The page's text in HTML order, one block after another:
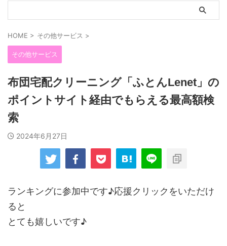
HOME > その他サービス >
その他サービス
布団宅配クリーニング「ふとんLenet」の
ポイントサイト経由でもらえる最高額検
索
2024年6月27日
ランキングに参加中です♪応援クリックをいただけ
ると
とても嬉しいです♪